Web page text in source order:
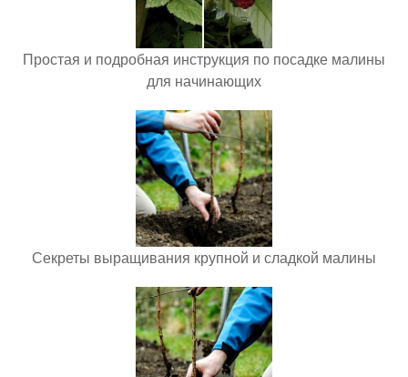
Простая и подробная инструкция по посадке малины
для начинающих
Секреты выращивания крупной и сладкой малины